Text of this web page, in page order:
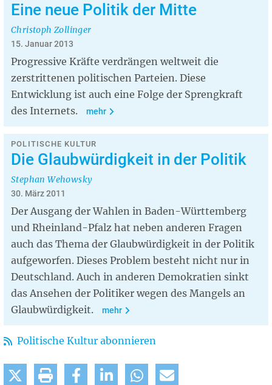
Eine neue Politik der Mitte
Christoph Zollinger
15. Januar 2013
Progressive Kräfte verdrängen weltweit die
zerstrittenen politischen Parteien. Diese
Entwicklung ist auch eine Folge der Sprengkraft
des Internets.
mehr
POLITISCHE KULTUR
Die Glaubwürdigkeit in der Politik
Stephan Wehowsky
30. März 2011
Der Ausgang der Wahlen in Baden-Württemberg
und Rheinland-Pfalz hat neben anderen Fragen
auch das Thema der Glaubwürdigkeit in der Politik
aufgeworfen. Dieses Problem besteht nicht nur in
Deutschland. Auch in anderen Demokratien sinkt
das Ansehen der Politiker wegen des Mangels an
Glaubwürdigkeit.
mehr
Politische Kultur abonnieren